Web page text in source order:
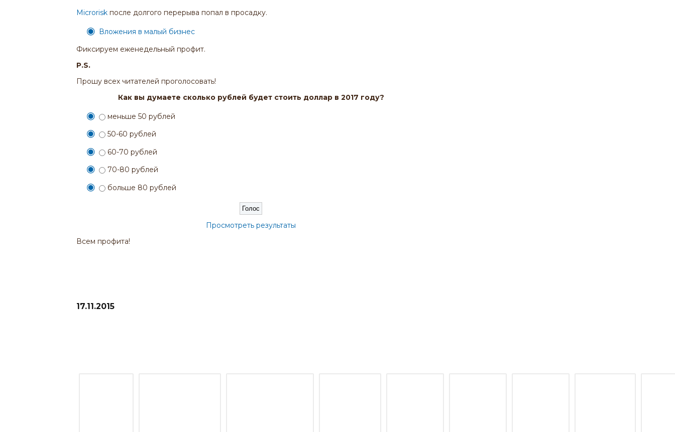
Microrisk после долгого перерыва попал в просадку.
Вложения в малый бизнес
Фиксируем еженедельный профит.
P.S.
Прошу всех читателей проголосовать!
Как вы думаете сколько рублей будет стоить доллар в 2017 году?
меньше 50 рублей
50-60 рублей
60-70 рублей
70-80 рублей
больше 80 рублей
Просмотреть результаты
Всем профита!
17.11.2015